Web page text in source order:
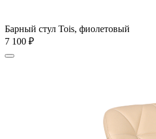
Барный стул Tois, фиолетовый
7 100 ₽